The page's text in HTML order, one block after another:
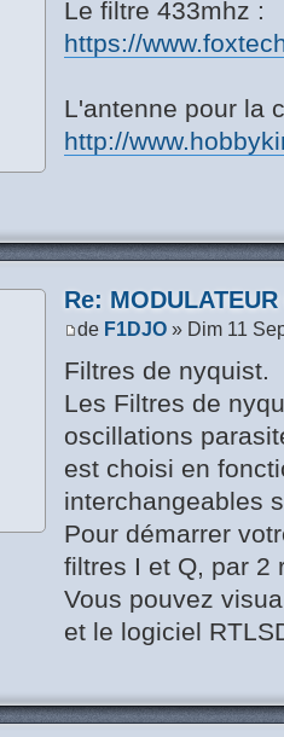
Le filtre 433mhz :
https://
L'antenne pour la
http://
Re:
de F1DJO » Dim 11
Filtres de nyquist.
Les Filtres de
oscillations
est choisi en
interchangeables
Pour démarrer
filtres I et Q, par 2
Vous pouvez
et le logiciel